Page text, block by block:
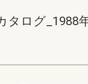
タログ_1988